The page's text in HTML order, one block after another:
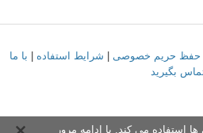
حفظ حریم خصوصی شرایط استفاده
با ما
بگیرید
استفاده می کند. با ادامه مرور